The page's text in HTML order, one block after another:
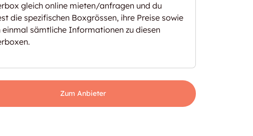
gleich online mieten/anfragen und du
die spezifischen Boxgrössen, ihre Preise sowie
einmal sämtliche Informationen zu diesen
Zum Anbieter